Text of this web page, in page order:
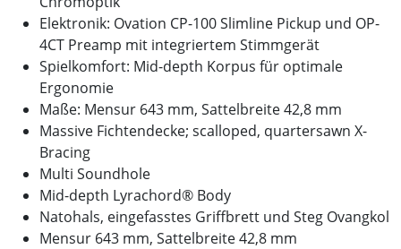
Elektronik: Ovation CP-100 Slimline Pickup und OP-
4CT Preamp mit integriertem Stimmgerät
Spielkomfort: Mid-depth Korpus für optimale
Ergonomie
Maße: Mensur 643 mm, Sattelbreite 42,8 mm
Massive Fichtendecke; scalloped, quartersawn X-
Bracing
Multi Soundhole
Mid-depth Lyrachord® Body
Natohals, eingefasstes Griffbrett und Steg Ovangkol
Mensur 643 mm, Sattelbreite 42,8 mm